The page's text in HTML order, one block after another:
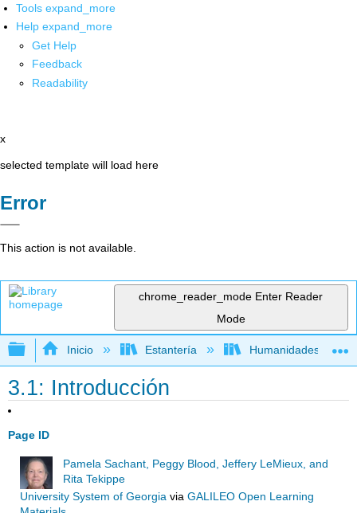
Tools expand_more
Help expand_more
Get Help
Feedback
Readability
x
selected template will load here
Error
This action is not available.
chrome_reader_mode Enter Reader
Mode
Expandir/contraer jerarquía global
Inicio Estantería Humanidades
3.1: Introducción
Page ID
Pamela Sachant, Peggy Blood, Jeffery LeMieux, and
Rita Tekippe
University System of Georgiavia GALILEO Open Learning